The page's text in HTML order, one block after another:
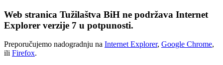
Web stranica Tužilaštva BiH ne podržava Internet
Explorer verzije 7 u potpunosti.
Preporučujemo nadogradnju na Internet Explorer, Google Chrome,
ili Firefox.